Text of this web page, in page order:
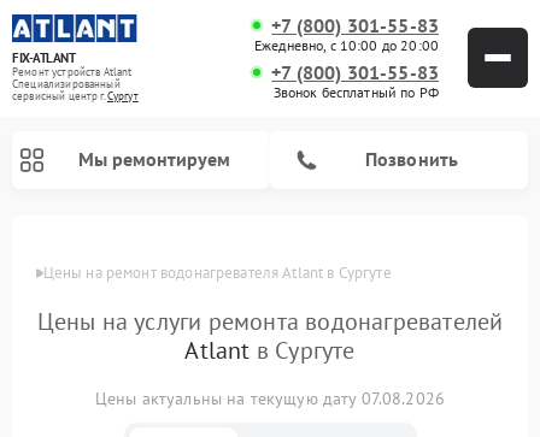
FIX-ATLANT
Ремонт устройств Atlant
Специализированный
cервисный центр г.Сургут
+7 (800) 301-55-83
Ежедневно, с 10:00 до 20:00
+7 (800) 301-55-83
Звонок бесплатный по РФ
Мы ремонтируем Позвонить
Цены на ремонт водонагревателя Atlant в Сургуте
Цены на услуги ремонта водонагревателей
Atlant в Сургуте
Цены актуальны на текущую дату 07.08.2026